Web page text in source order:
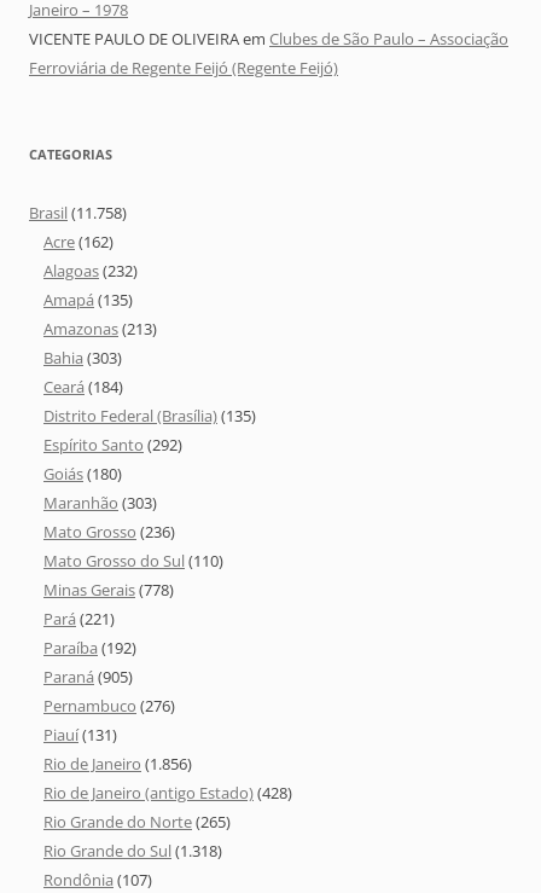
Janeiro – 1978
VICENTE PAULO DE OLIVEIRAem Clubes de São Paulo – Associação
Ferroviária de Regente Feijó (Regente Feijó)
CATEGORIAS
Brasil(11.758)
Acre(162)
Alagoas(232)
Amapá (135)
Amazonas(213)
Bahia (303)
Ceará (184)
Distrito Federal (Brasília)(135)
Espírito Santo (292)
Goiás(180)
Maranhão (303)
Mato Grosso (236)
Mato Grosso do Sul(110)
Minas Gerais(778)
Pará (221)
Paraíba (192)
Paraná (905)
Pernambuco (276)
Piauí(131)
Rio de Janeiro (1.856)
Rio de Janeiro (antigo Estado)(428)
Rio Grande do Norte(265)
Rio Grande do Sul(1.318)
Rondônia (107)